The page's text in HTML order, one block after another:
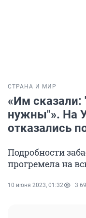
СТРАНА И МИР
«Им
нужны"». На
отказались
Подробности
прогремела на
10 июня 2023, 01:32 3